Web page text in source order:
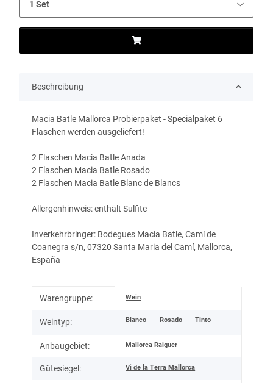
Beschreibung
Macia Batle Mallorca Probierpaket - Specialpaket 6
Flaschen werden ausgeliefert!
2 Flaschen Macia Batle Anada
2 Flaschen Macia Batle Rosado
2 Flaschen Macia Batle Blanc de Blancs
Allergenhinweis: enthält Sulfite
Inverkehrbringer: Bodegues Macia Batle, Camí de
Coanegra s/n, 07320 Santa Maria del Camí, Mallorca,
España
Produkteigenschaft
Wert
Warengruppe: Wein
Weintyp: Blanco Rosado Tinto
Anbaugebiet: Mallorca Raiguer
Gütesiegel: Vi de la Terra Mallorca